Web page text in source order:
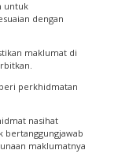
untuk
dengan
maklumat di
perkhidmatan
nasihat
bertanggungjawab
maklumatnya